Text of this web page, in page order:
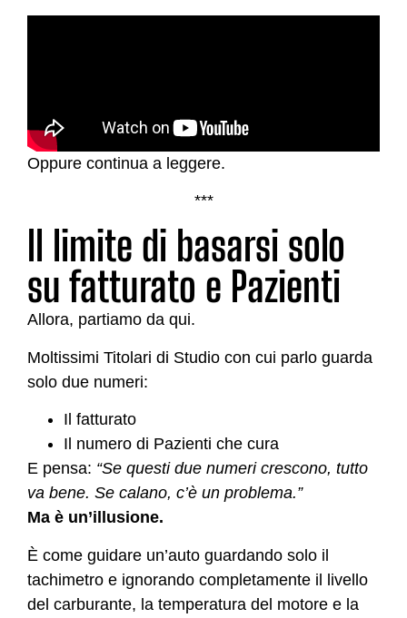
Oppure continua a leggere.
***
Il limite di basarsi solo
su fatturato e Pazienti
Allora, partiamo da qui.
Moltissimi Titolari di Studio con cui parlo guarda
solo due numeri:
Il fatturato
Il numero di Pazienti che cura
E pensa: “Se questi due numeri crescono, tutto
va bene. Se calano, c’è un problema.”
Ma è un’illusione.
È come guidare un’auto guardando solo il
tachimetro e ignorando completamente il livello
del carburante, la temperatura del motore e la